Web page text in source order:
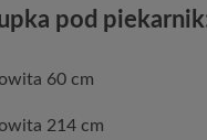
pod
60 cm
214 cm